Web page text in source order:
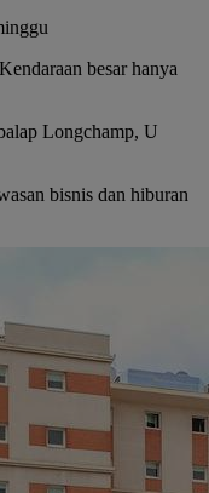
besar hanya
Longchamp, U
bisnis dan hiburan